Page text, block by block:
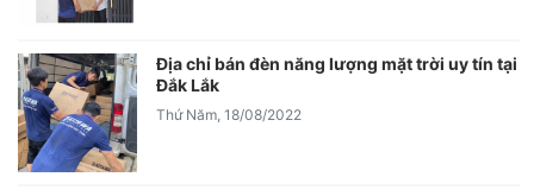
Địa chỉ bán đèn năng lượng mặt trời uy tín tại
Đắk Lắk
Thứ Năm, 18/08/2022